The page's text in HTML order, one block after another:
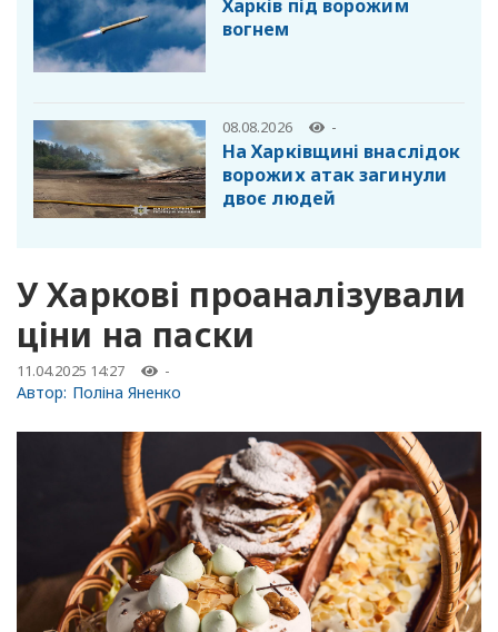
Харків під ворожим
вогнем
08.08.2026 -
На Харківщині внаслідок
ворожих атак загинули
двоє людей
У Харкові проаналізували
ціни на паски
11.04.2025 14:27 -
Автор: Поліна Яненко